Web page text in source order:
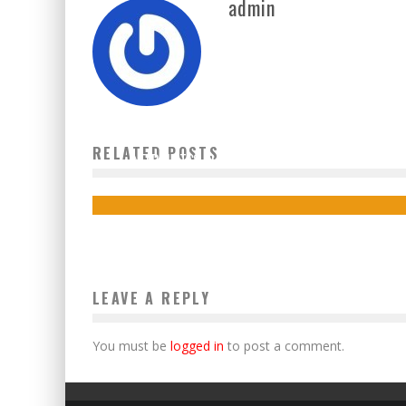
admin
RELATED POSTS
INFERTILITAS, DARI PENYEBAB HINGGA SOLUSI
LEAVE A REPLY
You must be logged in to post a comment.